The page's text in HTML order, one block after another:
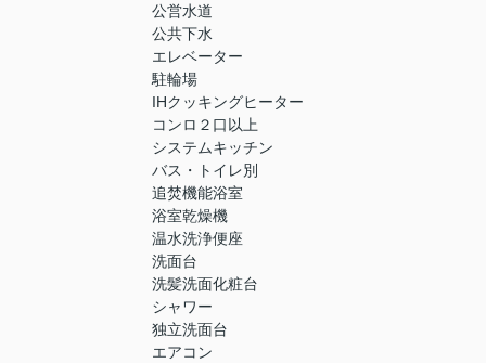
公営水道
公共下水
エレベーター
駐輪場
IHクッキングヒーター
コンロ２口以上
システムキッチン
バス・トイレ別
追焚機能浴室
浴室乾燥機
温水洗浄便座
洗面台
洗髪洗面化粧台
シャワー
独立洗面台
エアコン